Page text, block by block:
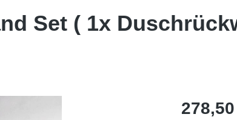
Set ( 1x
Regulärer